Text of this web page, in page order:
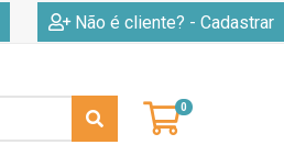
Não é cliente? - Cadastrar
0